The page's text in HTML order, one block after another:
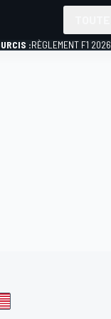
:RÈGLEMENT F1 2026